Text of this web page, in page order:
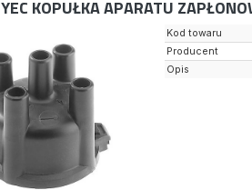
YEC KOPUŁKA APARATU
Kod towaru
Producent
Opis